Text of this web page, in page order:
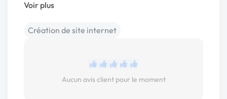
Voir plus
Création de site internet
Aucun avis client pour le moment